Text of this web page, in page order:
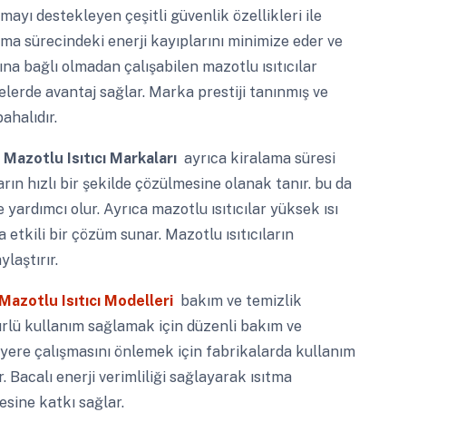
destekleyen çeşitli güvenlik özellikleri ile
sürecindeki enerji kayıplarını minimize eder ve
bağlı olmadan çalışabilen mazotlu ısıtıcılar
avantaj sağlar. Marka prestiji tanınmış ve
Isıtıcı Markaları ayrıca kiralama süresi
hızlı bir şekilde çözülmesine olanak tanır. bu da
olur. Ayrıca mazotlu ısıtıcılar yüksek ısı
bir çözüm sunar. Mazotlu ısıtıcıların
Isıtıcı Modelleri bakım ve temizlik
kullanım sağlamak için düzenli bakım ve
çalışmasını önlemek için fabrikalarda kullanım
enerji verimliliği sağlayarak ısıtma
katkı sağlar.